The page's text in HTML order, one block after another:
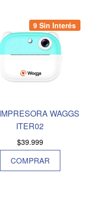
9 Sin Interés
WAGGS
ITER02
$39.999
COMPRAR